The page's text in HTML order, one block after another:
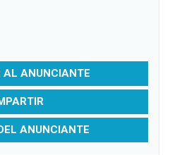
AL ANUNCIANTE
ANUNCIANTE